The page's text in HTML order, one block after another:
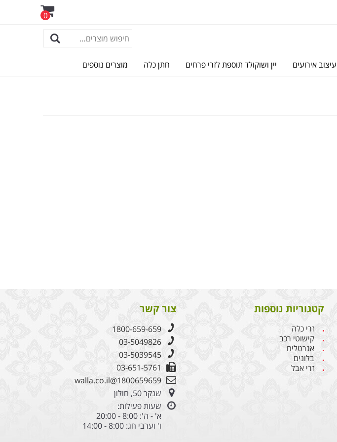
0
עיצוב אירועים יין ושוקולד תוספת לזרי פרחים חתן כלה מוצרים נוספים
קטגוריות נוספות
זרי כלה
קישוטי רכב
אגרטלים
בלונים
זרי אבל
צור קשר
1800-659-659
03-5049826
03-5039545
03-651-5761
1800659659@walla.co.il
שנקר 50, חולון
שעות פעילות:
א' - ה': 8:00 - 20:00
ו' וערבי חג: 8:00 - 14:00